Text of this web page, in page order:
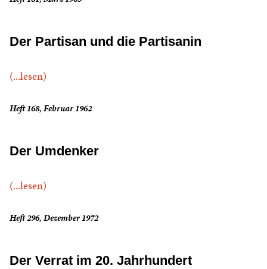
Der Partisan und die Partisanin
(...lesen)
Heft 168, Februar 1962
Der Umdenker
(...lesen)
Heft 296, Dezember 1972
Der Verrat im 20. Jahrhundert